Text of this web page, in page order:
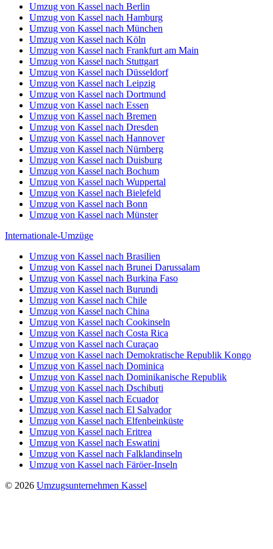
Umzug von Kassel nach Berlin
Umzug von Kassel nach Hamburg
Umzug von Kassel nach München
Umzug von Kassel nach Köln
Umzug von Kassel nach Frankfurt am Main
Umzug von Kassel nach Stuttgart
Umzug von Kassel nach Düsseldorf
Umzug von Kassel nach Leipzig
Umzug von Kassel nach Dortmund
Umzug von Kassel nach Essen
Umzug von Kassel nach Bremen
Umzug von Kassel nach Dresden
Umzug von Kassel nach Hannover
Umzug von Kassel nach Nürnberg
Umzug von Kassel nach Duisburg
Umzug von Kassel nach Bochum
Umzug von Kassel nach Wuppertal
Umzug von Kassel nach Bielefeld
Umzug von Kassel nach Bonn
Umzug von Kassel nach Münster
Internationale-Umzüge
Umzug von Kassel nach Brasilien
Umzug von Kassel nach Brunei Darussalam
Umzug von Kassel nach Burkina Faso
Umzug von Kassel nach Burundi
Umzug von Kassel nach Chile
Umzug von Kassel nach China
Umzug von Kassel nach Cookinseln
Umzug von Kassel nach Costa Rica
Umzug von Kassel nach Curaçao
Umzug von Kassel nach Demokratische Republik Kongo
Umzug von Kassel nach Dominica
Umzug von Kassel nach Dominikanische Republik
Umzug von Kassel nach Dschibuti
Umzug von Kassel nach Ecuador
Umzug von Kassel nach El Salvador
Umzug von Kassel nach Elfenbeinküste
Umzug von Kassel nach Eritrea
Umzug von Kassel nach Eswatini
Umzug von Kassel nach Falklandinseln
Umzug von Kassel nach Färöer-Inseln
© 2026 Umzugsunternehmen Kassel